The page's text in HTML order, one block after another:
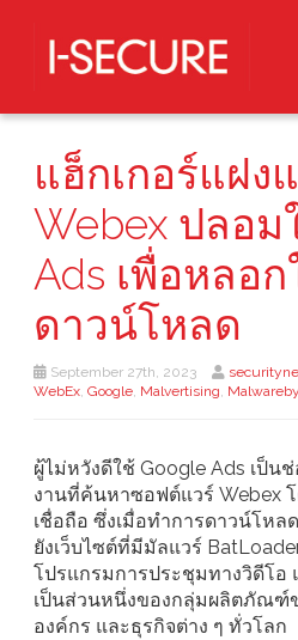
แฮ็กเกอร์แฝง
Webex ปลอม
Ads เพื่อหลอก
ดาวน์โหลด
September 27th, 2023
WebEx, Google, Malvertising,
ผู้ไม่หวังดีใช้ Google Ads เป็น
งานที่ค้นหาซอฟต์แวร์ Webex
เชื่อถือ ซึ่งเมื่อทำการดาวน์โหล
ยังเว็บไซต์ที่มีมัลแวร์
โปรแกรมการประชุมทางวิดีโอ
เป็นส่วนหนึ่งของกลุ่มผลิตภัณฑ์
องค์กร และธุรกิจต่าง ๆ ทั่วโลก